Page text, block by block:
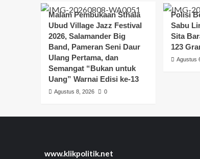
Malam Pembukaan Sthala
Ubud Village Jazz Festival
2026, Salamander Big
Band, Pameran Seni Daur
Ulang Pertama, dan
Semangat “Bukan untuk
Uang” Warnai Edisi ke-13
Agustus 8, 2026 0
Polisi
Sabu
Sita
123
Agustus
www.klikpolitik.net